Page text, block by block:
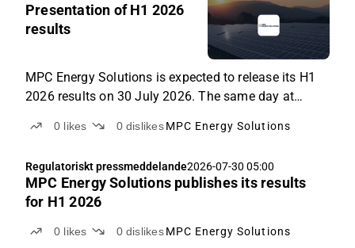
Presentation of H1 2026
results
MPC Energy Solutions is expected to release its H1
2026 results on 30 July 2026. The same day at
will present the results for the first half of 2026,
2026 report, and answer questions from the
audience in a live online event.
0 likes 0 dislikes MPC Energy Solutions
Regulatoriskt pressmeddelande2026-07-30 05:00
MPC Energy Solutions publishes its results
for H1 2026
0 likes 0 dislikes MPC Energy Solutions